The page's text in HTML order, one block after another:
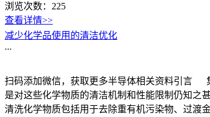
浏览次数： 225
查看详情>>
减少化学品使用的清洁优化
...
扫码添加微信，获取更多半导体相关资料引言
是对这些化学物质的清洁机制和性能限制仍知之
清洗化学物质包括用于去除重有机污染物、过